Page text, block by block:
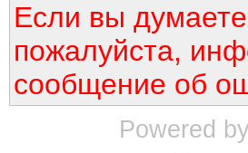
Если вы
пожалуйста,
сообщение об
Powered